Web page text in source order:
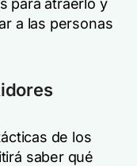
para atraerlo y
a las personas
de los
saber qué